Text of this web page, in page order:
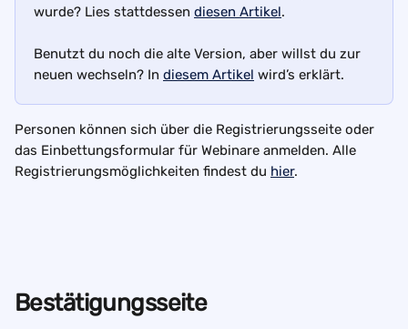
wurde? Lies stattdessen diesen Artikel.
Benutzt du noch die alte Version, aber willst du zur
neuen wechseln? In diesem Artikel wird’s erklärt.
Personen können sich über die Registrierungsseite oder
das Einbettungsformular für Webinare anmelden. Alle
Registrierungsmöglichkeiten findest du hier.
Bestätigungsseite